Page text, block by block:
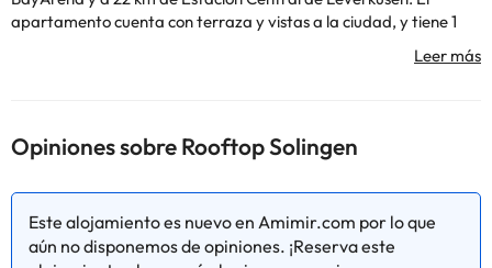
apartamento cuenta con terraza y vistas a la ciudad, y tiene 1
dormitorio, una sala de estar, TV de pantalla plana, una cocina
equipada con nevera y lavavajillas, y 1 baño con ducha. Hay
km del alojamiento, y Südpark está a 25 km. El aeropuerto
(Aeropuerto de Düsseldorf) está a 38 km.
prevista de llegada. Para ello, puedes utilizar el apartado de
peticiones especiales al hacer la reserva o ponerte en contacto
Opiniones sobre Rooftop Solingen
Este alojamiento es nuevo en Amimir.com por lo que
aún no disponemos de opiniones. ¡Reserva este